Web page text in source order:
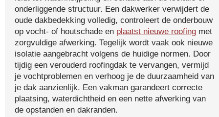
onderliggende structuur. Een dakwerker verwijdert de
oude dakbedekking volledig, controleert de onderbouw
op vocht- of houtschade en plaatst nieuwe roofing met
zorgvuldige afwerking. Tegelijk wordt vaak ook nieuwe
isolatie aangebracht volgens de huidige normen. Door
tijdig een verouderd roofingdak te vervangen, vermijd
je vochtproblemen en verhoog je de duurzaamheid van
je dak aanzienlijk. Een vakman garandeert correcte
plaatsing, waterdichtheid en een nette afwerking van
de opstanden en dakranden.